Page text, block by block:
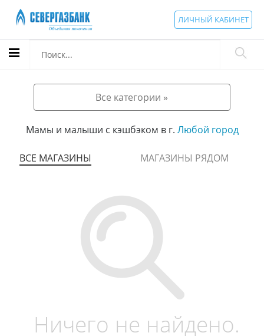
ЛИЧНЫЙ КАБИНЕТ
Все категории »
Мамы и малыши с кэшбэком в г. Любой город
ВСЕ МАГАЗИНЫ МАГАЗИНЫ РЯДОМ
Ничего не найдено.